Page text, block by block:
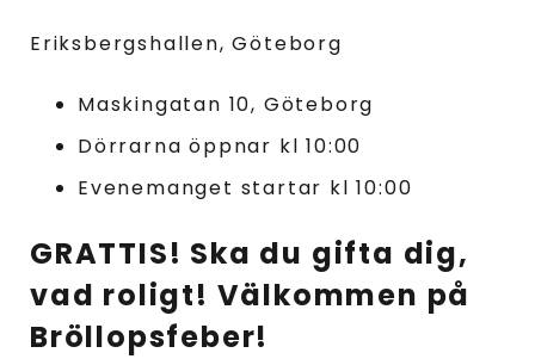
Eriksbergshallen, Göteborg
Maskingatan 10, Göteborg
Dörrarna öppnar kl 10:00
Evenemanget startar kl 10:00
GRATTIS! Ska du gifta dig,
vad roligt! Välkommen på
Bröllopsfeber!